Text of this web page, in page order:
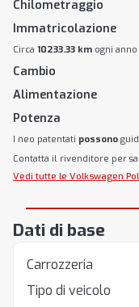
Chilometraggio
Immatricolazione
Circa 10233.33 km ogni anno
Cambio
Alimentazione
Potenza
I neo patentati possono
Contatta il rivenditore per
Vedi tutte le Volkswagen
Dati di base
Carrozzeria
Tipo di veicolo